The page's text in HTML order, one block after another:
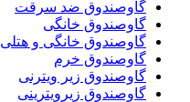
گاوصندوق ضد سرقت
گاوصندوق خانگی
گاوصندوق خانگی و هتلی
گاوصندوق خرم
گاوصندوق زیر ویترنی
گاوصندوق زیرویترینی